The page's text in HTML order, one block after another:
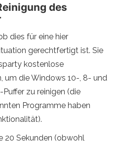
des
dies für eine hier
gerechtfertigt ist. Sie
kostenlose
um die Windows 10-, 8- und
zu reinigen (die
Programme haben
20 Sekunden (obwohl